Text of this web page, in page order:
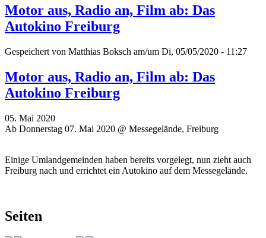
Motor aus, Radio an, Film ab: Das
Autokino Freiburg
Gespeichert von Matthias Boksch am/um Di, 05/05/2020 - 11:27
Motor aus, Radio an, Film ab: Das
Autokino Freiburg
05. Mai 2020
Ab Donnerstag 07. Mai 2020 @ Messegelände, Freiburg
Einige Umlandgemeinden haben bereits vorgelegt, nun zieht auch
Freiburg nach und errichtet ein Autokino auf dem Messegelände.
Seiten